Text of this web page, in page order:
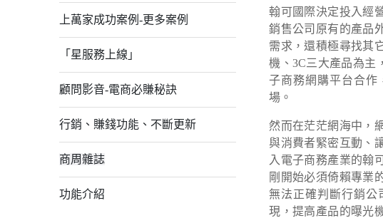
上萬家成功案例-更多案例
「星服務上線」
顧問影音-電商必賺秘訣
行銷、賺錢功能、不斷更新
商周雜誌
功能介紹
翰可國際決定投入經
銷售公司原有的產品
需求，還積極尋找其
機、3C三大產品為主
子商務網購平台合作
場。
然而在茫茫網海中，
與消費者緊密互動、
入電子商務產業的翰
剛開始必須倚賴專業
無法正確判斷行銷公
現，提高產品的曝光